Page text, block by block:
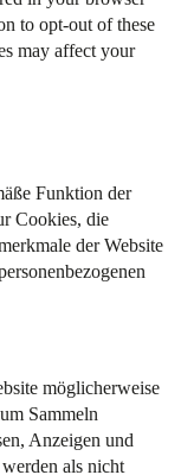
to opt-out of these
may affect your
Funktion der
Cookies, die
der Website
möglicherweise
Sammeln
Anzeigen und
als nicht